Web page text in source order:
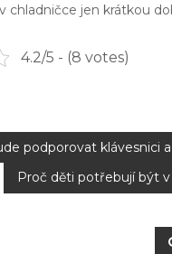
chladničce jen krátkou
4.2/5 - (8 votes)
podporovat klávesnici
Proč děti potřebují být